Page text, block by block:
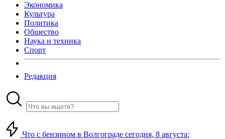
Экономика
Культура
Политика
Общество
Наука и техника
Спорт
Редакция
Что с бензином в Волгограде сегодня, 8 августа: